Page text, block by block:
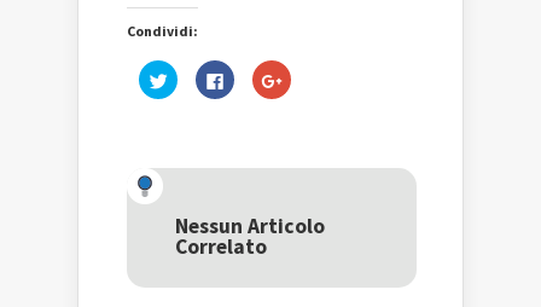
Condividi:
Fai
clic
una
nuova
finestra)
Fai
clic
nuova
finestra)
Fai
clic
una
nuova
Nessun Articolo
Correlato